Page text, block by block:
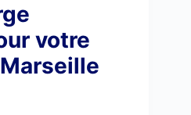
votre